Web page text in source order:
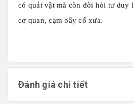
có quái vật mà còn đòi hỏi tư duy
cơ quan, cạm bẫy cổ xưa.
Đánh giá chi tiết